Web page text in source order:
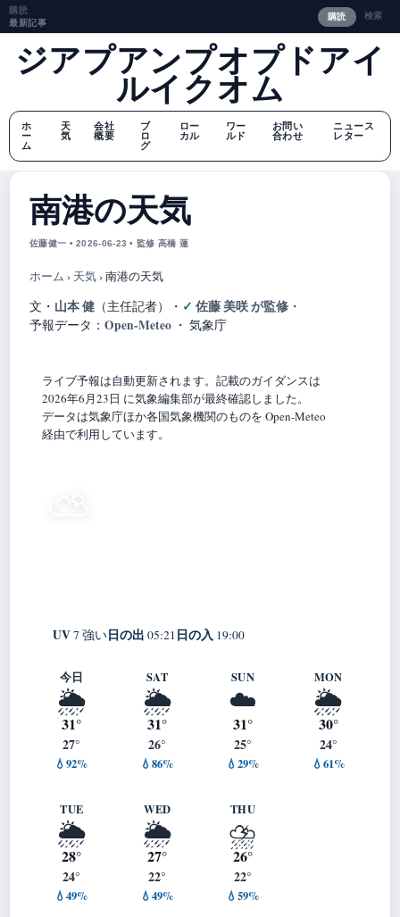
購読
最新記事
購読 検索
ジアプアンプオプドアイ
ルイクオム
ホ
ー
ム
天
気
会社
概要
ブ
ロ
グ
ロー
カル
ワー
ルド
お問い
合わせ
ニュース
レター
南港の天気
佐藤健一 • 2026-06-23 • 監修 高橋 蓮
ホーム › 天気›南港の天気
文・ 山本 健 （主任記者） ・ 佐藤 美咲 が監修 ・
予報データ： Open-Meteo ・ 気象庁
ライブ予報は自動更新されます。記載のガイダンスは
2026年6月23日 に気象編集部が最終確認しました。
データは気象庁ほか各国気象機関のものを Open-Meteo
経由で利用しています。
UV7 強い日の出 05:21 日の入 19:00
今日
🌦️
31°
27°
💧92%
SAT
🌦️
31°
26°
💧86%
SUN
☁️
31°
25°
💧29%
MON
🌦️
30°
24°
💧61%
TUE
🌦️
28°
24°
💧49%
WED
🌦️
27°
22°
💧49%
THU
⛈️
26°
22°
💧59%